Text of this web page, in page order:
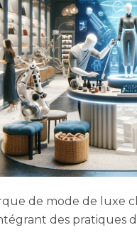
de mode de luxe
des pratiques